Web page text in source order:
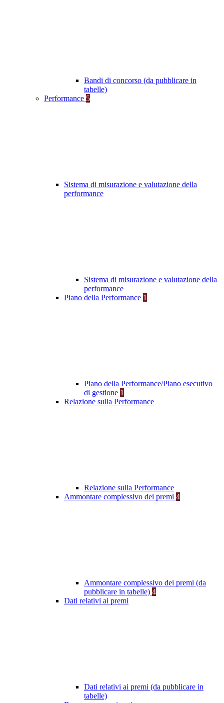
Bandi di concorso (da pubblicare in
tabelle)
Performance 5
Sistema di misurazione e valutazione della
performance
Sistema di misurazione e valutazione della
performance
Piano della Performance 1
Piano della Performance/Piano esecutivo
di gestione 1
Relazione sulla Performance
Relazione sulla Performance
Ammontare complessivo dei premi 4
Ammontare complessivo dei premi (da
pubblicare in tabelle) 4
Dati relativi ai premi
Dati relativi ai premi (da pubblicare in
tabelle)